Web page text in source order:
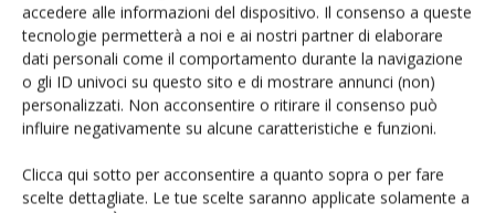
accedere alle informazioni del dispositivo. Il consenso a queste
tecnologie permetterà a noi e ai nostri partner di elaborare
dati personali come il comportamento durante la navigazione
o gli ID univoci su questo sito e di mostrare annunci (non)
personalizzati. Non acconsentire o ritirare il consenso può
influire negativamente su alcune caratteristiche e funzioni.
Clicca qui sotto per acconsentire a quanto sopra o per fare
scelte dettagliate. Le tue scelte saranno applicate solamente a
Spazio Conad: continua la conversione dei punti di
vendita
Non è una susina: è Metis… e può rivoluzionare la
categoria
L’ortofrutta di Extra Supermercati tra localismo e
Ai #Repartofresh